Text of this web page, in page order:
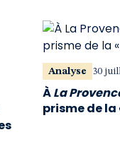
Analyse 30
ÀLa
prisme de la